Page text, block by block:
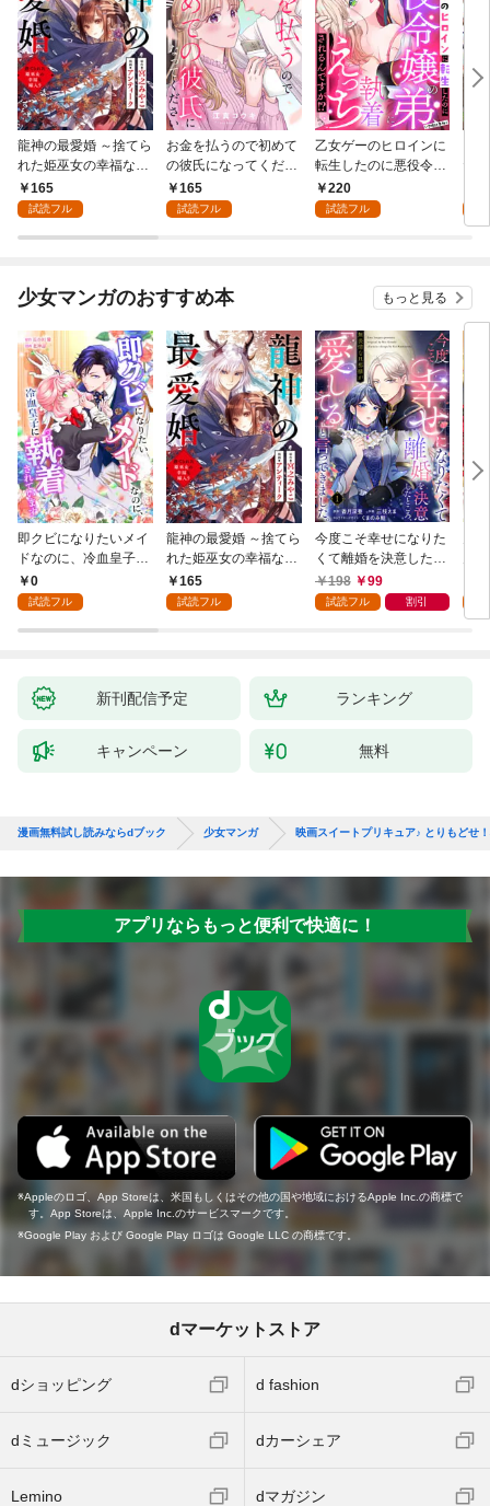
龍神の最愛婚 ～捨てら
れた姫巫女の幸福な嫁
入り～: 1
165
試読フル
お金を払うので初めて
の彼氏になってくださ
い: 1
165
試読フル
乙女ゲーのヒロインに
転生したのに悪役令嬢
の弟（攻略対象外）に
執着えっちされるんで
220
試読フル
た
少女マンガのおすすめ本 もっと見る
即クビになりたいメイ
ドなのに、冷血皇子に
執着されています第1
話
0
試読フル
龍神の最愛婚 ～捨てら
れた姫巫女の幸福な嫁
入り～: 1
165
試読フル
今度こそ幸せになりた
くて離婚を決意したと
ころ、無表情な旦那様
が「愛してる」と言っ
198 99
試読フル 割引
新刊配信予定 ランキング
キャンペーン 無料
漫画無料試し読みならdブック 少女マンガ 映画スイートプリキュア♪ とりもどせ
アプリならもっと便利で快適に！
Appleのロゴ、App Storeは、米国もしくはその他の国や地域におけるApple Inc.の商標で
す。App Storeは、Apple Inc.のサービスマークです。
Google Play および Google Play ロゴは Google LLC の商標です。
dマーケットストア
dショッピング d fashion
dミュージック dカーシェア
Lemino dマガジン